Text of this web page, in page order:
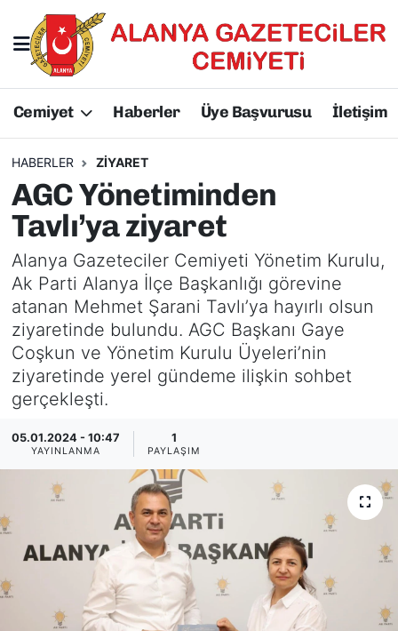
Cemiyet Haberler Üye Başvurusu İletişim
HABERLER ZIYARET
AGC Yönetiminden
Tavlı’ya ziyaret
Alanya Gazeteciler Cemiyeti Yönetim Kurulu,
Ak Parti Alanya İlçe Başkanlığı görevine
atanan Mehmet Şarani Tavlı’ya hayırlı olsun
ziyaretinde bulundu. AGC Başkanı Gaye
Coşkun ve Yönetim Kurulu Üyeleri’nin
ziyaretinde yerel gündeme ilişkin sohbet
gerçekleşti.
05.01.2024 - 10:47
YAYINLANMA
1
PAYLAŞIM
Hakkımızda
Başkanlarımız
Yönetim Kurulu
Üyelerimiz
Tüzüğümüz
Üye Başvurusu
Başkan Hakkında
AGC Hakkında
Yönetim Kurulu
Üyelerimiz
Başkanlarımız
Tüzüğümüz